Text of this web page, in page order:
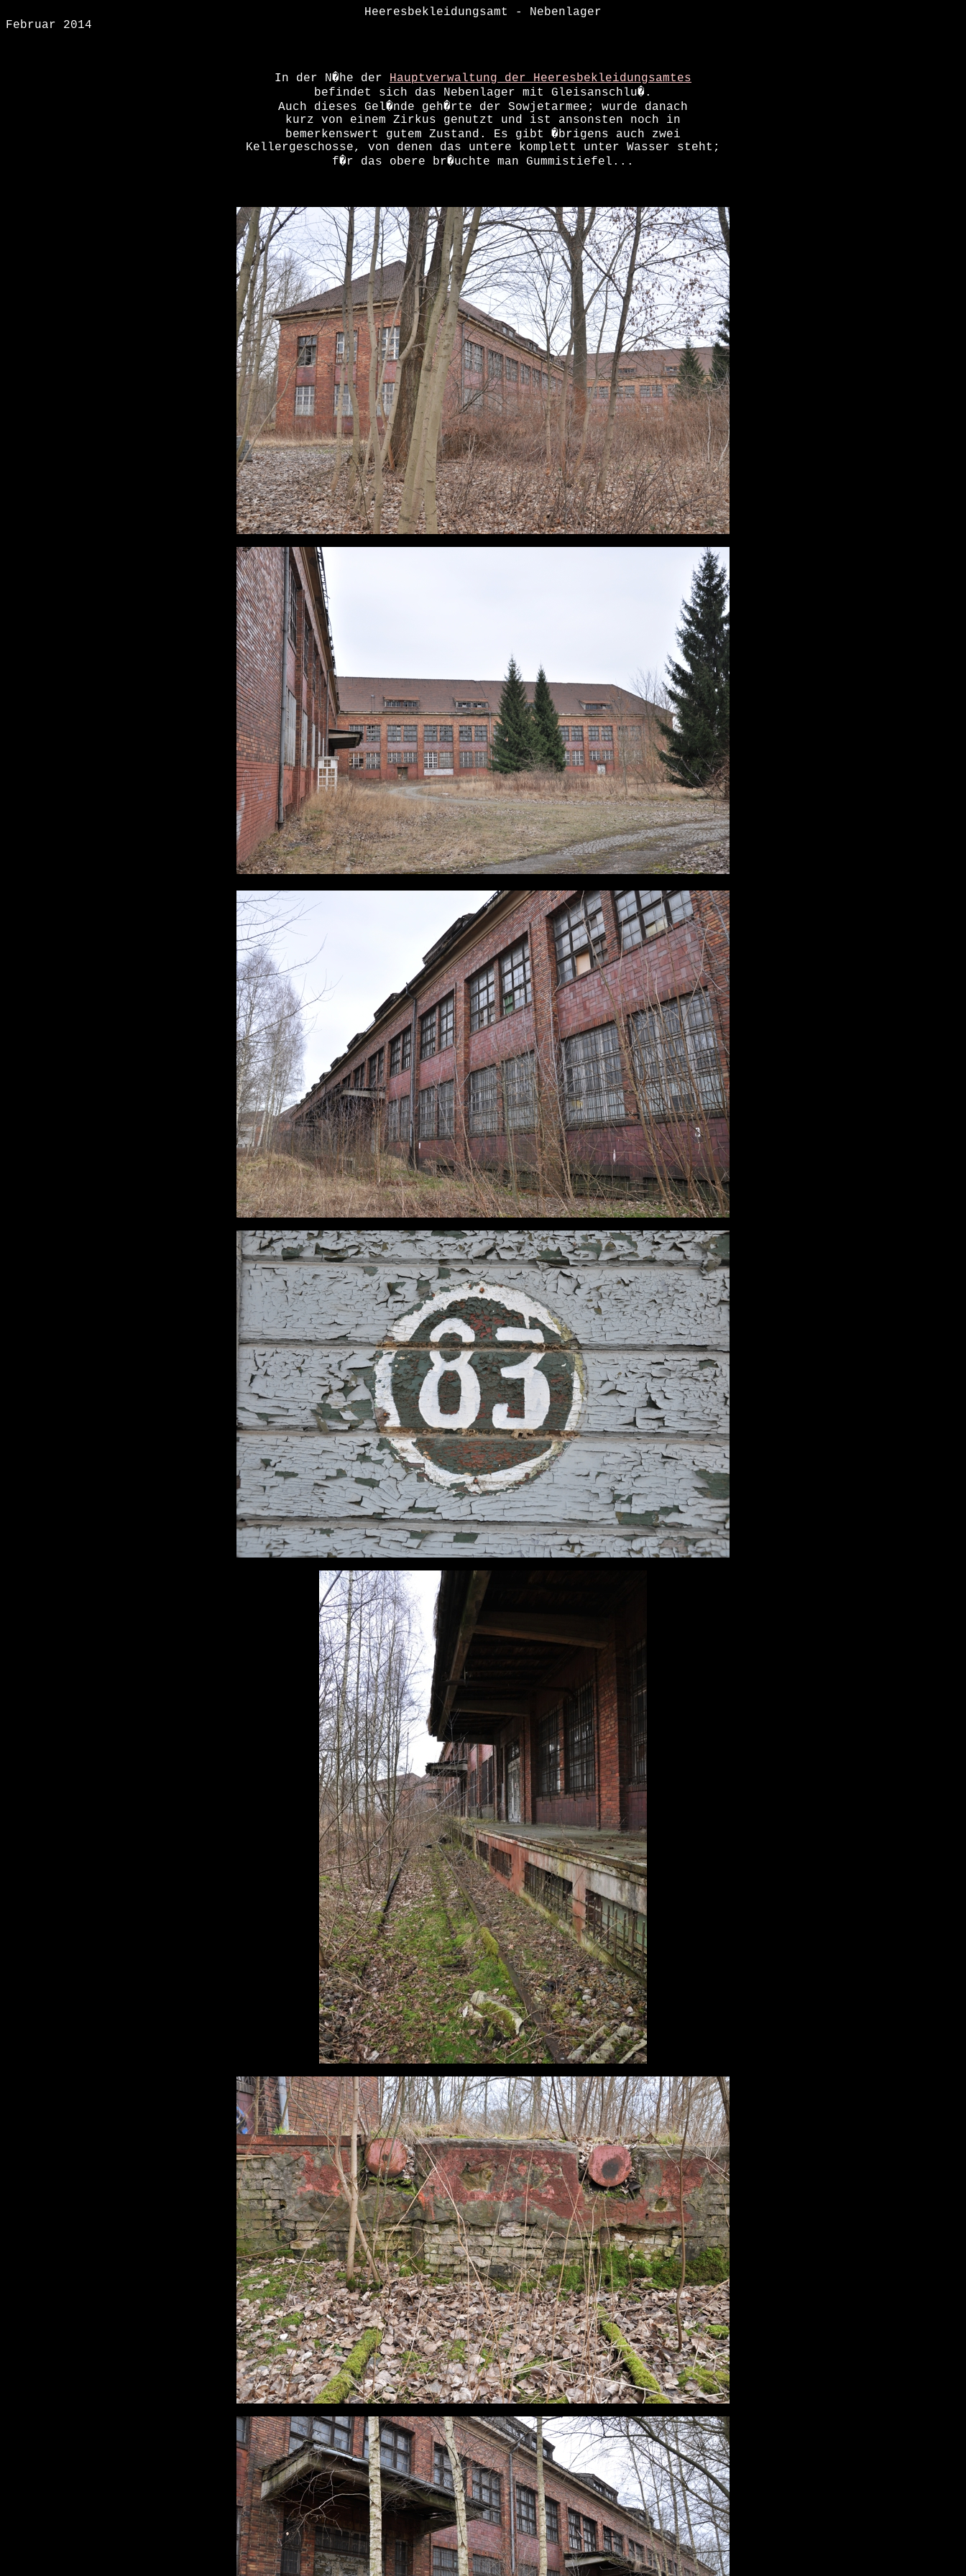
Heeresbekleidungsamt - Nebenlager
Februar 2014
In der N�he der Hauptverwaltung der Heeresbekleidungsamtes
befindet sich das Nebenlager mit Gleisanschlu�.
Auch dieses Gel�nde geh�rte der Sowjetarmee; wurde danach
kurz von einem Zirkus genutzt und ist ansonsten noch in
bemerkenswert gutem Zustand. Es gibt �brigens auch zwei
Kellergeschosse, von denen das untere komplett unter Wasser steht;
f�r das obere br�uchte man Gummistiefel...